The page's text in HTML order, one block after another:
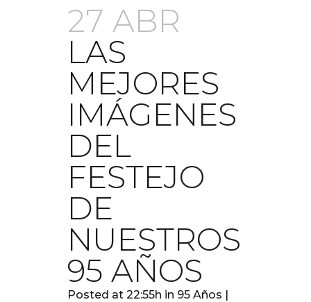
27 ABR
LAS
MEJORES
IMÁGENES
DEL
FESTEJO
DE
NUESTROS
95 AÑOS
Posted at 22:55h in 95 Años |